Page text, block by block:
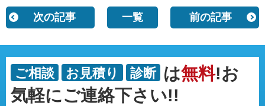
次の記事 一覧 前の記事
ご相談 お見積り 診断 は無料!お
気軽にご連絡下さい!!